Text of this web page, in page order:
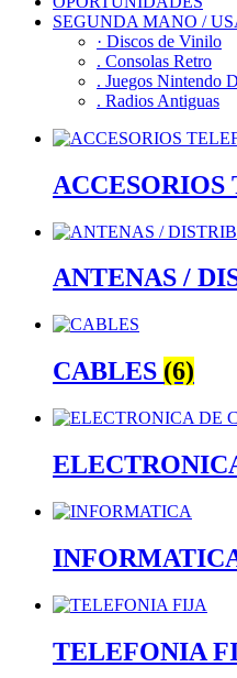
SEGUNDA MANO /
· Discos de Vinilo
. Consolas Retro
. Juegos Nintendo
. Radios Antiguas
ANTENAS /
CABLES (6)
TELEFONIA